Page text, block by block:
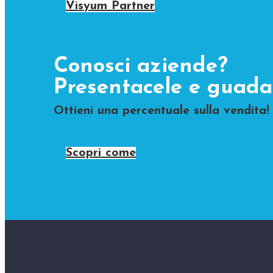
Visyum Partner
Conosci aziende?
Presentacele e
Ottieni una percentuale sulla vendita!
Scopri come